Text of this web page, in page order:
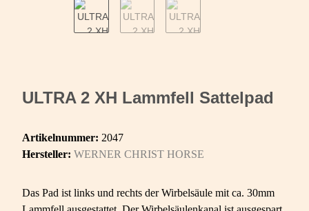
ULTRA 2 XH Lammfell Sattelpad
Artikelnummer: 2047
Hersteller: WERNER CHRIST HORSE
Das Pad ist links und rechts der Wirbelsäule mit ca. 30mm